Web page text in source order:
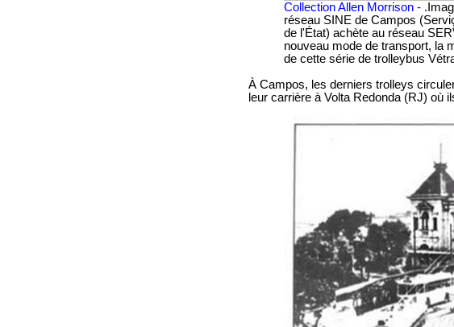
Collection Allen Morrison -
réseau SINE de Campos
de l'État) achète au réseau
nouveau mode de transport, la
de cette série de trolleybus
À Campos, les derniers trolleys
leur carrière à Volta Redonda (RJ) où